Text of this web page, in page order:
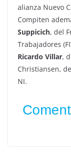
alianza Nuevo
Compiten
Suppicich, del
Trabajadores
Ricardo Villar,
Christiansen,
NI.